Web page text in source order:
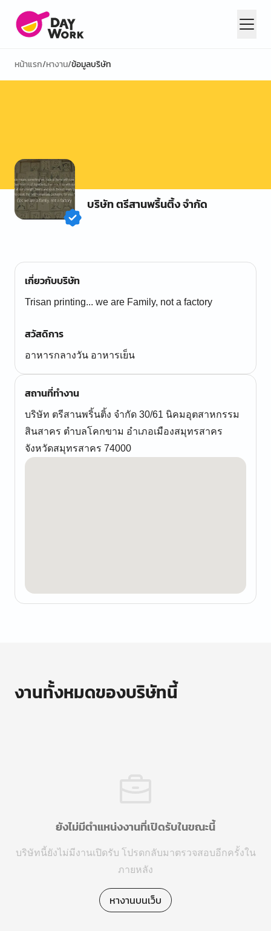
หน้าแรก/หางาน/ข้อมูลบริษัท
บริษัท ตรีสานพริ้นติ้ง จำกัด
เกี่ยวกับบริษัท
Trisan printing... we are Family, not a factory
สวัสดิการ
อาหารกลางวัน อาหารเย็น
สถานที่ทำงาน
บริษัท ตรีสานพริ้นติ้ง จำกัด 30/61 นิคมอุตสาหกรรม
สินสาคร ตำบลโคกขาม อำเภอเมืองสมุทรสาคร
จังหวัดสมุทรสาคร 74000
งานทั้งหมดของบริษัทนี้
ยังไม่มีตำแหน่งงานที่เปิดรับในขณะนี้
บริษัทนี้ยังไม่มีงานเปิดรับ โปรดกลับมาตรวจสอบอีกครั้งใน
ภายหลัง
หางานบนเว็บ